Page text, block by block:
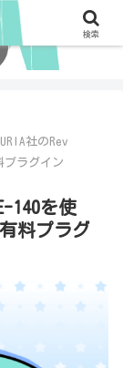
社のRev
ラグイン
140を使
料プラグ
検索